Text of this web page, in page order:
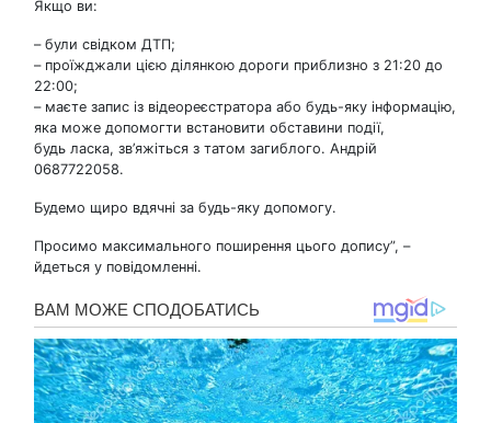
Якщо ви:
– були свідком ДТП;
– проїжджали цією ділянкою дороги приблизно з 21:20 до
22:00;
– маєте запис із відеореєстратора або будь-яку інформацію,
яка може допомогти встановити обставини події,
будь ласка, зв’яжіться з татом загиблого. Андрій
0687722058.
Будемо щиро вдячні за будь-яку допомогу.
Просимо максимального поширення цього допису”, –
йдеться у повідомленні.